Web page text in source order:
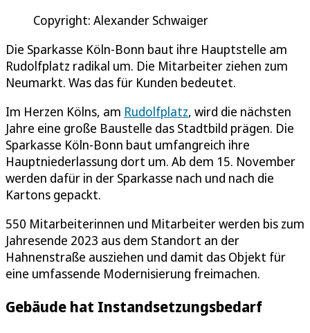
Copyright: Alexander Schwaiger
Die Sparkasse Köln-Bonn baut ihre Hauptstelle am
Rudolfplatz radikal um. Die Mitarbeiter ziehen zum
Neumarkt. Was das für Kunden bedeutet.
Im Herzen Kölns, am Rudolfplatz, wird die nächsten
Jahre eine große Baustelle das Stadtbild prägen. Die
Sparkasse Köln-Bonn baut umfangreich ihre
Hauptniederlassung dort um. Ab dem 15. November
werden dafür in der Sparkasse nach und nach die
Kartons gepackt.
550 Mitarbeiterinnen und Mitarbeiter werden bis zum
Jahresende 2023 aus dem Standort an der
Hahnenstraße ausziehen und damit das Objekt für
eine umfassende Modernisierung freimachen.
Gebäude hat Instandsetzungsbedarf